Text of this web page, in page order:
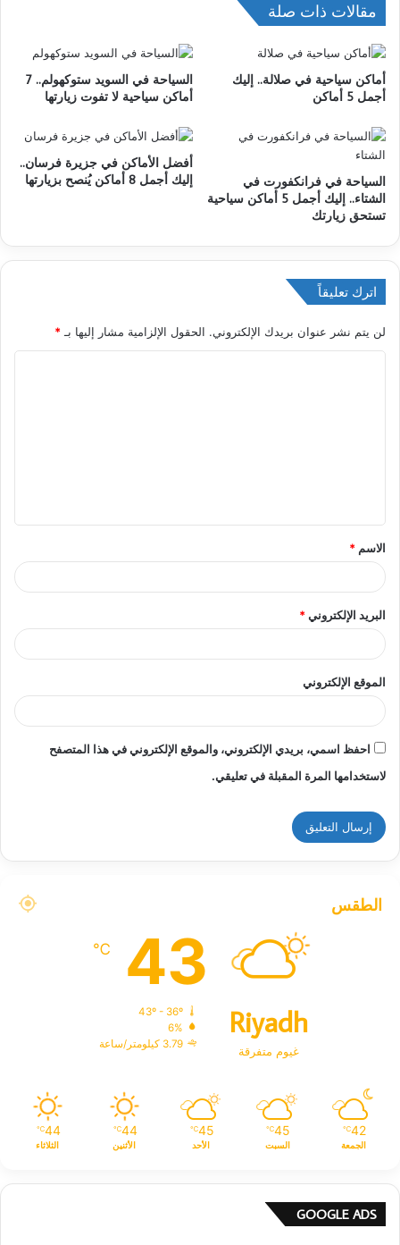
مقالات ذات صلة
أماكن سياحية في صلالة.. إليك
أجمل 5 أماكن
السياحة في السويد ستوكهولم.. 7
أماكن سياحية لا تفوت زيارتها
السياحة في فرانكفورت في
الشتاء.. إليك أجمل 5 أماكن سياحية
تستحق زيارتك
أفضل الأماكن في جزيرة فرسان..
إليك أجمل 8 أماكن يُنصح بزيارتها
اترك تعليقاً
لن يتم نشر عنوان بريدك الإلكتروني. الحقول الإلزامية مشار إليها بـ *
ق
*
الاسم *
البريد الإلكتروني*
الموقع الإلكتروني
احفظ اسمي، بريدي الإلكتروني، والموقع الإلكتروني في هذا المتصفح
لاستخدامها المرة المقبلة في تعليقي.
الطقس
Riyadh
غيوم متفرقة
43
℃
43º - 36º
6%
3.79 كيلومتر/ساعة
42
℃
الجمعة
45
℃
السبت
45
℃
الأحد
44
℃
الأثنين
44
℃
الثلاثاء
GOOGLE ADS